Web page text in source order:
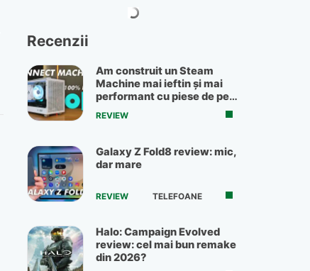
Recenzii
Am construit un Steam
Machine mai ieftin și mai
performant cu piese de pe
OLX
REVIEW
Galaxy Z Fold8 review: mic,
dar mare
REVIEW TELEFOANE
Halo: Campaign Evolved
review: cel mai bun remake
din 2026?